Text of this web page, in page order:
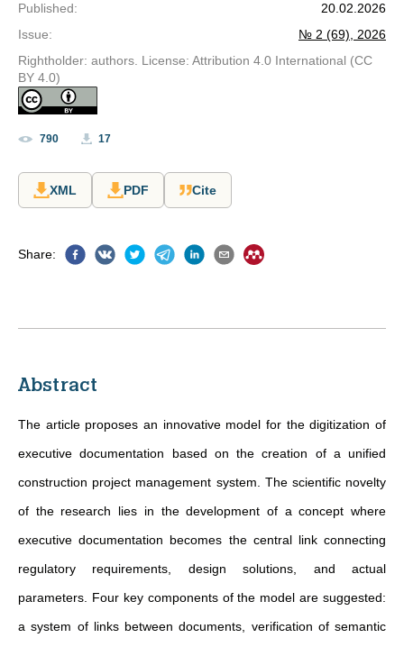
Published:
20.02.2026
Issue:
№ 2 (69), 2026
Rightholder: authors. License: Attribution 4.0 International (CC
BY 4.0)
790 17
XML PDF Cite
Share:
Abstract
The article proposes an innovative model for the digitization of
executive documentation based on the creation of a unified
construction project management system. The scientific novelty
of the research lies in the development of a concept where
executive documentation becomes the central link connecting
regulatory requirements, design solutions, and actual
parameters. Four key components of the model are suggested:
a system of links between documents, verification of semantic